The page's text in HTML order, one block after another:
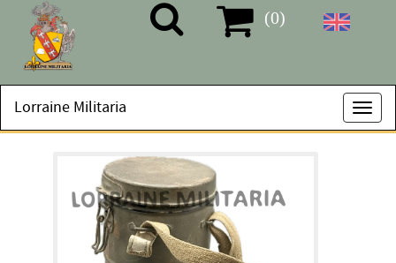
(0)
Lorraine Militaria